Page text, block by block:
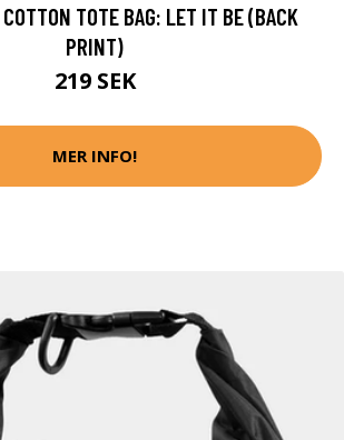
TOTE BAG: LET IT BE (BACK
PRINT)
219 SEK
MER INFO!